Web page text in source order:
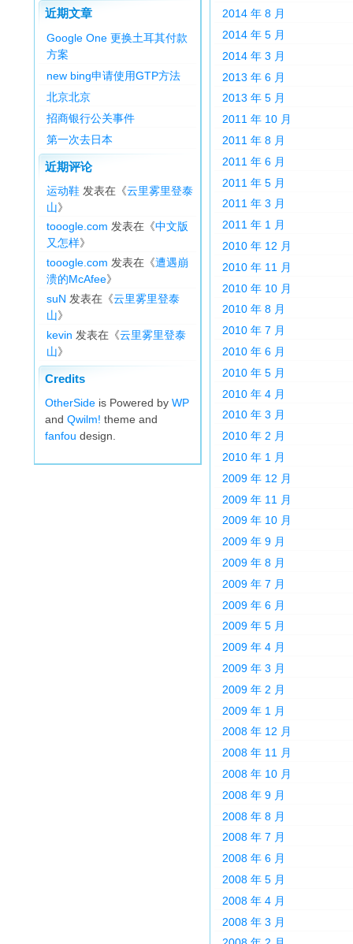
近期文章
Google One 更换土耳其付款
方案
new bing申请使用GTP方法
北京北京
招商银行公关事件
第一次去日本
近期评论
运动鞋 发表在《云里雾里登泰
山》
tooogle.com 发表在《中文版
又怎样》
tooogle.com 发表在《遭遇崩
溃的McAfee》
suN 发表在《云里雾里登泰
山》
kevin 发表在《云里雾里登泰
山》
Credits
OtherSide is Powered by WP
and Qwilm! theme and
fanfou design.
2014 年 8 月
2014 年 5 月
2014 年 3 月
2013 年 6 月
2013 年 5 月
2011 年 10 月
2011 年 8 月
2011 年 6 月
2011 年 5 月
2011 年 3 月
2011 年 1 月
2010 年 12 月
2010 年 11 月
2010 年 10 月
2010 年 8 月
2010 年 7 月
2010 年 6 月
2010 年 5 月
2010 年 4 月
2010 年 3 月
2010 年 2 月
2010 年 1 月
2009 年 12 月
2009 年 11 月
2009 年 10 月
2009 年 9 月
2009 年 8 月
2009 年 7 月
2009 年 6 月
2009 年 5 月
2009 年 4 月
2009 年 3 月
2009 年 2 月
2009 年 1 月
2008 年 12 月
2008 年 11 月
2008 年 10 月
2008 年 9 月
2008 年 8 月
2008 年 7 月
2008 年 6 月
2008 年 5 月
2008 年 4 月
2008 年 3 月